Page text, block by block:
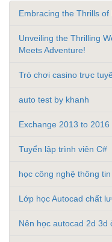
Embracing the Thrills
Unveiling the Thrilling
Meets Adventure!
Trò chơi casino trực
auto test by khanh
Exchange 2013 to
Tuyển lập trình viên C#
học công nghệ thông
Lớp học Autocad chất
Nên học autocad 2d 3d